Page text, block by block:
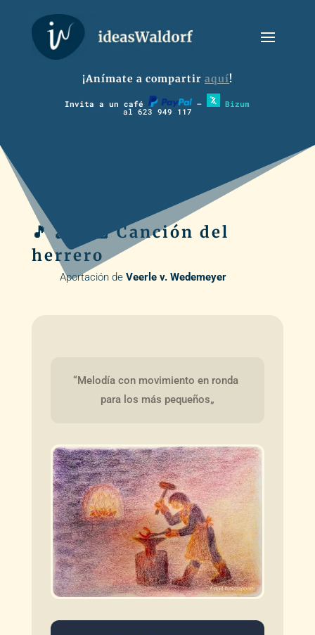
¡Anímate a compartir aquí!
Invita a un café – Bizum
al 623 949 117
🎵 🪈 🏃🏽 Canción del
herrero
Aportación de Veerle v. Wedemeyer
“Melodía con movimiento en ronda
para los más pequeños„